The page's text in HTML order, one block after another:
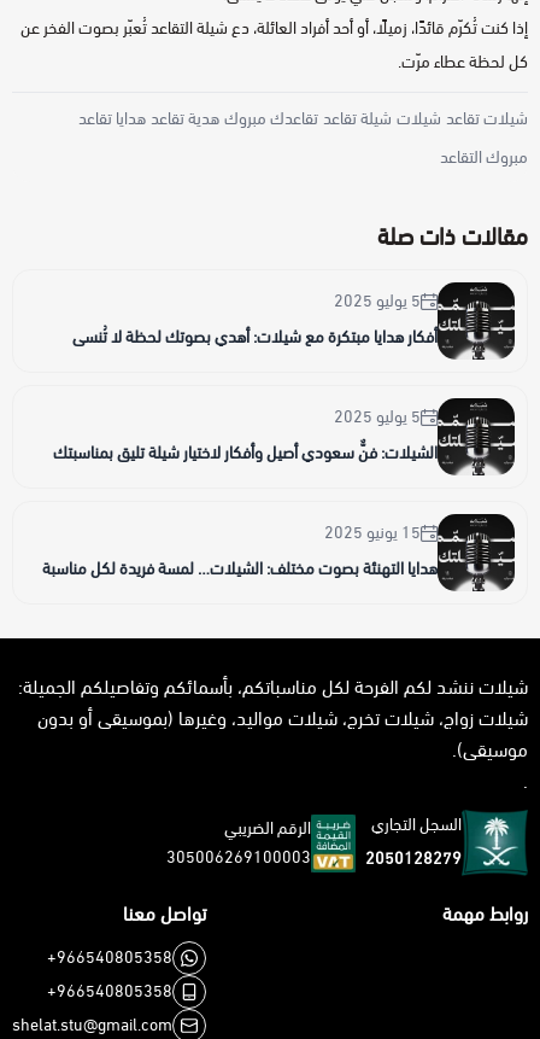
إذا كنت تُكرّم قائدًا، زميلًا، أو أحد أفراد العائلة، دع شيلة التقاعد تُعبّر بصوت الفخر عن
كل لحظة عطاء مرّت.
شيلات تقاعد شيلات شيلة تقاعدتقاعدك مبروكهدية تقاعدهدايا تقاعد
مبروك التقاعد
مقالات ذات صلة
5 يوليو 2025
أفكار هدايا مبتكرة مع شيلات: أهدي بصوتك لحظة لا تُنسى
5 يوليو 2025
الشيلات: فنٌّ سعودي أصيل وأفكار لاختيار شيلة تليق بمناسبتك
15 يونيو 2025
هدايا التهنئة بصوت مختلف: الشيلات… لمسة فريدة لكل مناسبة
شيلات ننشد لكم الفرحة لكل مناسباتكم، بأسمائكم وتفاصيلكم الجميلة:
شيلات زواج، شيلات تخرج، شيلات مواليد، وغيرها (بموسيقى أو بدون
موسيقى).
.
السجل التجاري
2050128279
الرقم الضريبي
305006269100003
روابط مهمة تواصل معنا
+966540805358
+966540805358
shelat.stu@gmail.com